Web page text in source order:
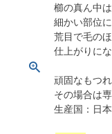
櫛の真ん中
細かい部位
荒目で毛の
仕上がりにな
頑固なもつ
その場合は
生産国：日本